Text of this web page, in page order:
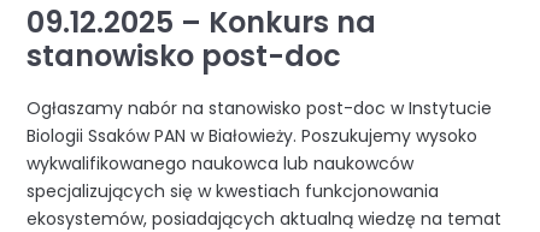
09.12.2025 – Konkurs na
stanowisko post-doc
Ogłaszamy nabór na stanowisko post-doc w Instytucie
Biologii Ssaków PAN w Białowieży. Poszukujemy wysoko
wykwalifikowanego naukowca lub naukowców
specjalizujących się w kwestiach funkcjonowania
ekosystemów, posiadających aktualną wiedzę na temat